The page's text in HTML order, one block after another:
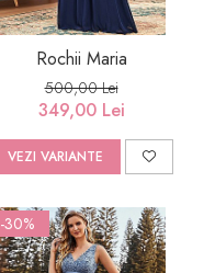
Rochii Maria
500,00 Lei
349,00 Lei
VEZI VARIANTE
-30%